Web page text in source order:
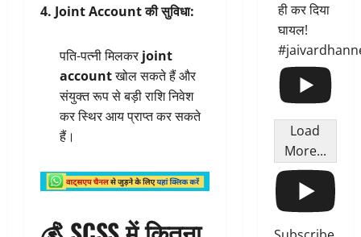
4. Joint Account की सुविधा:
पति-पत्नी मिलकर joint
accountखोल सकते हैं और
संयुक्त रूप से बड़ी राशि निवेश
कर स्थिर आय प्राप्त कर सकते
हैं।
ही कर दिया
घायल!
Load
More...